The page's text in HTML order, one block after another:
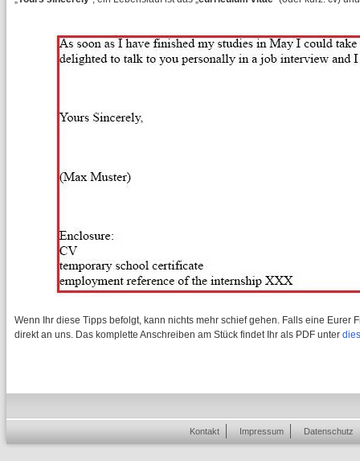
Wenn Ihr diese Tipps befolgt, kann nichts mehr schief gehen. Falls eine
direkt an uns. Das komplette Anschreiben am Stück findet Ihr als PDF unter
Kontakt Impressum Datenschutz